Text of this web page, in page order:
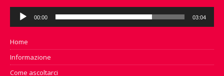
Audio
Player
00:00 03:04
Home
Informazione
Come ascoltarci